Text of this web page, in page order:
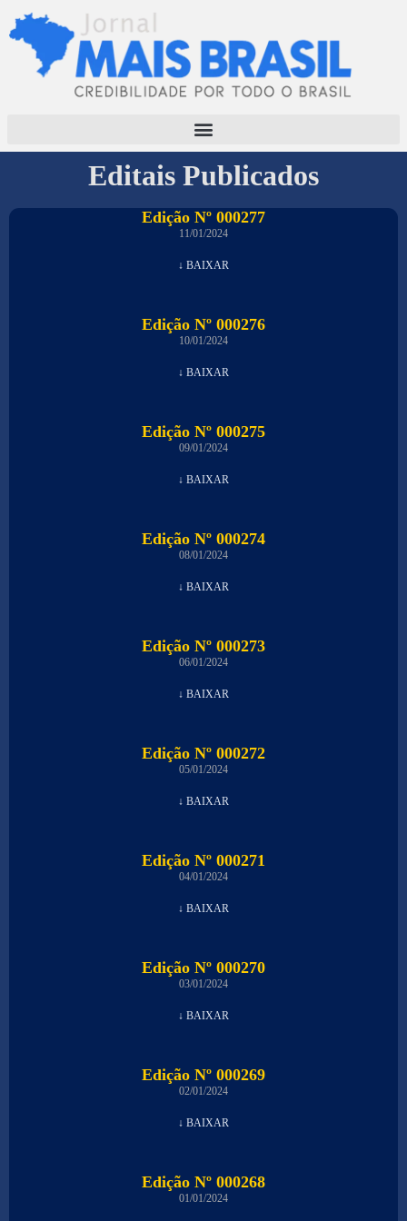
Editais Publicados
Edição Nº 000277
11/01/2024
↓ BAIXAR
Edição Nº 000276
10/01/2024
↓ BAIXAR
Edição Nº 000275
09/01/2024
↓ BAIXAR
Edição Nº 000274
08/01/2024
↓ BAIXAR
Edição Nº 000273
06/01/2024
↓ BAIXAR
Edição Nº 000272
05/01/2024
↓ BAIXAR
Edição Nº 000271
04/01/2024
↓ BAIXAR
Edição Nº 000270
03/01/2024
↓ BAIXAR
Edição Nº 000269
02/01/2024
↓ BAIXAR
Edição Nº 000268
01/01/2024